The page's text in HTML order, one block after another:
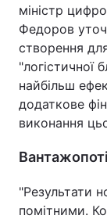
міністр
Федоров
створення
"логістичної
найбільш
додаткове
виконання
"Результати
помітними.